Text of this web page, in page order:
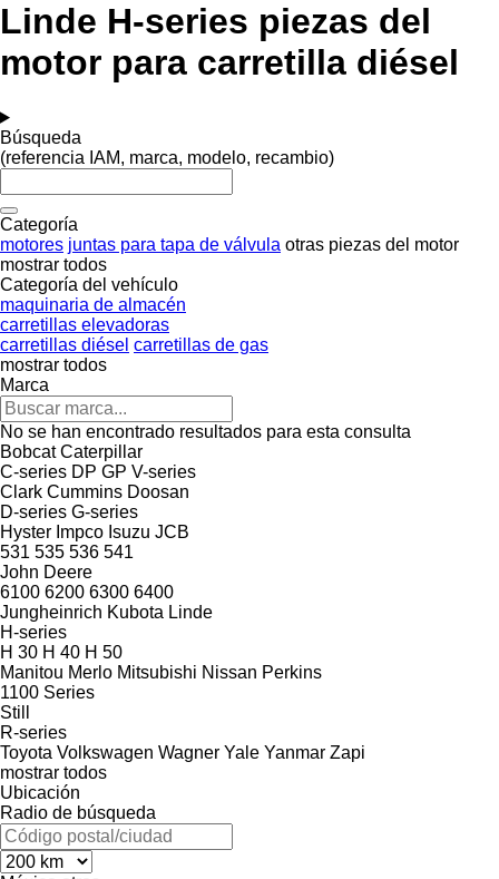
Linde H-series piezas del
motor para carretilla diésel
Búsqueda
(referencia IAM, marca, modelo, recambio)
Categoría
motores juntas para tapa de válvula otras piezas del motor
mostrar todos
Categoría del vehículo
maquinaria de almacén
carretillas elevadoras
carretillas diésel carretillas de gas
mostrar todos
Marca
No se han encontrado resultados para esta consulta
Bobcat Caterpillar
C-series DP GP V-series
Clark Cummins Doosan
D-series G-series
Hyster Impco Isuzu JCB
531 535 536 541
John Deere
6100 6200 6300 6400
Jungheinrich Kubota Linde
H-series
H 30 H 40 H 50
Manitou Merlo Mitsubishi Nissan Perkins
1100 Series
Still
R-series
Toyota Volkswagen Wagner Yale Yanmar Zapi
mostrar todos
Ubicación
Radio de búsqueda